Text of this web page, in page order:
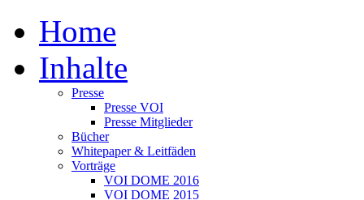
Home
Inhalte
Presse
Presse VOI
Presse Mitglieder
Bücher
Whitepaper & Leitfäden
Vorträge
VOI DOME 2016
VOI DOME 2015